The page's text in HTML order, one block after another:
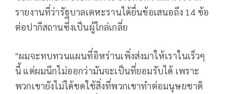
รายงานที่ว่ารัฐบาลเตหะรานได้ยื่นข้อเสนอถึง 14 ข้อ
ต่อปากีสถานซึ่งเป็นผู้ไกล่เกลี่ย
"ผมจะทบทวนแผนที่อิหร่านเพิ่งส่งมาให้เราในเร็วๆ
นี้ แต่ผมนึกไม่ออกว่ามันจะเป็นที่ยอมรับได้ เพราะ
พวกเขายังไม่ได้ชดใช้สิ่งที่พวกเขาทำต่อมนุษยชาติ